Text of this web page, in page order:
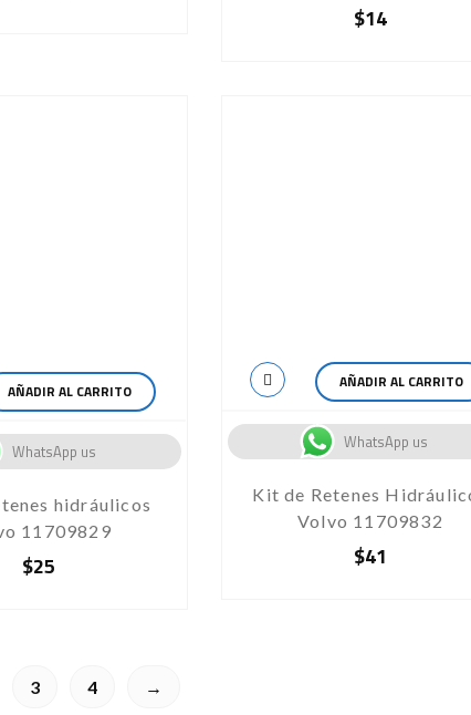
$14
AÑADIR AL CARRITO
WhatsApp us
hidráulicos
11709829
$25
AÑADIR AL CARRITO
WhatsApp us
Kit de Retenes
Volvo 11709832
$41
3 4 →